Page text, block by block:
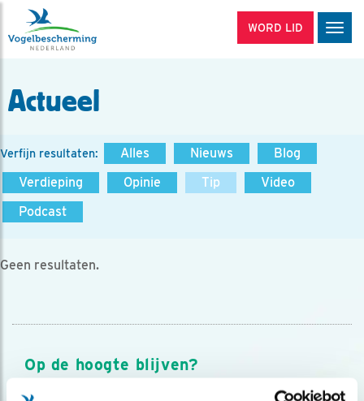
WORD LID
Actueel
Verfijn resultaten: Alles Nieuws
Blog
Verdieping
Opinie Tip
Video
Podcast
Geen resultaten.
Op de hoogte blijven?
Meld je aan en ontvang nieuws, inspiratie, acties en tips